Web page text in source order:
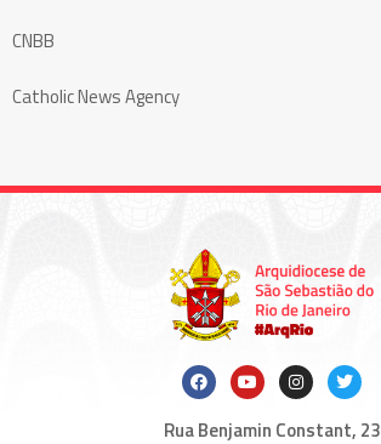
CNBB
Catholic News Agency
Rua Benjamin Constant, 23